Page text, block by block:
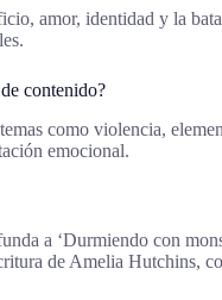
amor, identidad y la
contenido?
como violencia,
emocional.
a ‘Durmiendo con
de Amelia Hutchins,